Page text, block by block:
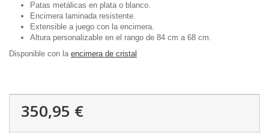
Patas metálicas en plata o blanco.
Encimera laminada resistente.
Extensible a juego con la encimera.
Altura personalizable en el rango de 84 cm a 68 cm.
Disponible con la encimera de cristal
350,95 €